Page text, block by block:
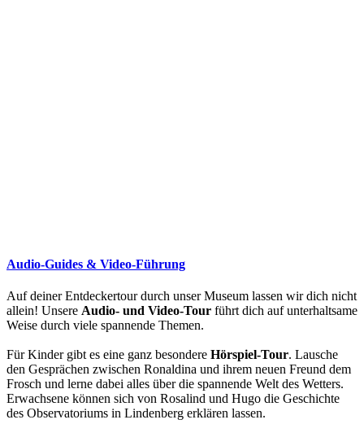
Audio-Guides & Video-Führung
Auf deiner Entdeckertour durch unser Museum lassen wir dich nicht
allein! Unsere Audio- und Video-Tour führt dich auf unterhaltsame
Weise durch viele spannende Themen.
Für Kinder gibt es eine ganz besondere Hörspiel-Tour. Lausche
den Gesprächen zwischen Ronaldina und ihrem neuen Freund dem
Frosch und lerne dabei alles über die spannende Welt des Wetters.
Erwachsene können sich von Rosalind und Hugo die Geschichte
des Observatoriums in Lindenberg erklären lassen.